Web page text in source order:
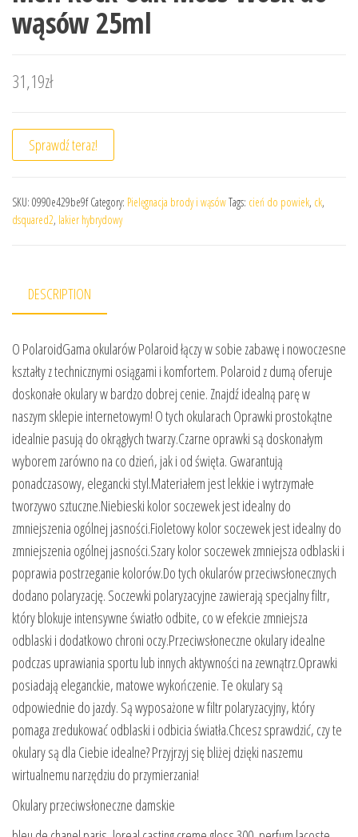
wąsów 25ml
31,19zł
Sprawdź teraz!
SKU: 0990e429be9f Category: Pielęgnacja brody i wąsówTags: cień do powiek, ck,
dsquared2, lakier hybrydowy
DESCRIPTION
O PolaroidGama okularów Polaroid łączy w sobie zabawę i nowoczesne
kształty z technicznymi osiągami i komfortem. Polaroid z dumą oferuje
doskonałe okulary w bardzo dobrej cenie. Znajdź idealną parę w
naszym sklepie internetowym! O tych okularach Oprawki prostokątne
idealnie pasują do okrągłych twarzy.Czarne oprawki są doskonałym
wyborem zarówno na co dzień, jak i od święta. Gwarantują
ponadczasowy, elegancki styl.Materiałem jest lekkie i wytrzymałe
tworzywo sztuczne.Niebieski kolor soczewek jest idealny do
zmniejszenia ogólnej jasności.Fioletowy kolor soczewek jest idealny do
zmniejszenia ogólnej jasności.Szary kolor soczewek zmniejsza odblaski i
poprawia postrzeganie kolorów.Do tych okularów przeciwsłonecznych
dodano polaryzację. Soczewki polaryzacyjne zawierają specjalny filtr,
który blokuje intensywne światło odbite, co w efekcie zmniejsza
odblaski i dodatkowo chroni oczy.Przeciwsłoneczne okulary idealne
podczas uprawiania sportu lub innych aktywności na zewnątrz.Oprawki
posiadają eleganckie, matowe wykończenie. Te okulary są
odpowiednie do jazdy. Są wyposażone w filtr polaryzacyjny, który
pomaga zredukować odblaski i odbicia światła.Chcesz sprawdzić, czy te
okulary są dla Ciebie idealne? Przyjrzyj się bliżej dzięki naszemu
wirtualnemu narzędziu do przymierzania!
Okulary przeciwsłoneczne damskie